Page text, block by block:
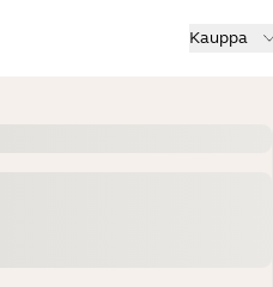
Kauppa